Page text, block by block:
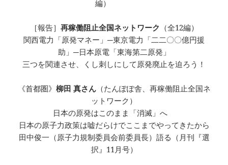
編）
［報告］ 再稼働阻止全国ネットワーク （全12編）
関西電力「原発マネー」─東京電力「二二〇〇億円援
助」─日本原電「東海第二原発」
三つを関連させ、くし刺しにして原発廃止を迫ろう！
《首都圏》 柳田 真さん（たんぽぽ舎、再稼働阻止全国ネ
ットワーク）
日本の原発はこのまま「消滅」へ
日本の原子力政策は嘘だらけでここまでやってきたから
田中俊一（原子力規制委員会前委員長）語る（月刊『選
択』11月号）